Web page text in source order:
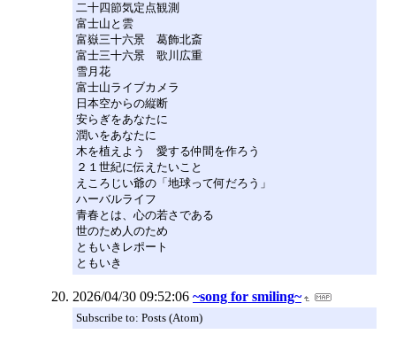
二十四節気定点観測
富士山と雲
富嶽三十六景 葛飾北斎
富士三十六景 歌川広重
雪月花
富士山ライブカメラ
日本空からの縦断
安らぎをあなたに
潤いをあなたに
木を植えよう 愛する仲間を作ろう
２１世紀に伝えたいこと
えころじい爺の「地球って何だろう」
ハーバルライフ
青春とは、心の若さである
世のため人のため
ともいきレポート
ともいき
2026/04/30 09:52:06 ~song for smiling~
Subscribe to: Posts (Atom)